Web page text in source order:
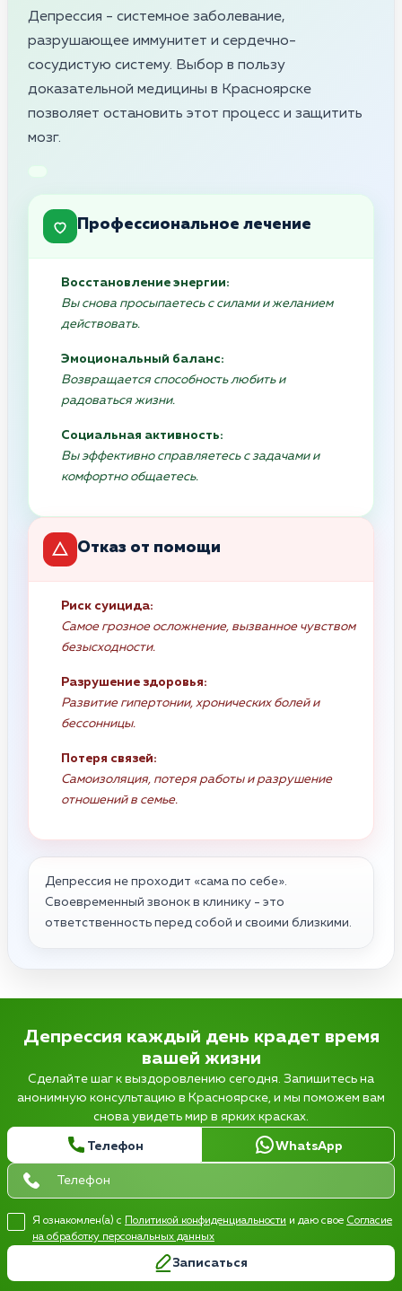
Депрессия - системное заболевание,
разрушающее иммунитет и сердечно-
сосудистую систему. Выбор в пользу
доказательной медицины в Красноярске
позволяет остановить этот процесс и защитить
мозг.
Профессиональное лечение
Восстановление энергии:
Вы снова просыпаетесь с силами и желанием
действовать.
Эмоциональный баланс:
Возвращается способность любить и
радоваться жизни.
Социальная активность:
Вы эффективно справляетесь с задачами и
комфортно общаетесь.
Отказ от помощи
Риск суицида:
Самое грозное осложнение, вызванное чувством
безысходности.
Разрушение здоровья:
Развитие гипертонии, хронических болей и
бессонницы.
Потеря связей:
Самоизоляция, потеря работы и разрушение
отношений в семье.
Депрессия не проходит «сама по себе».
Своевременный звонок в клинику - это
ответственность перед собой и своими близкими.
Депрессия каждый день крадет время
вашей жизни
Сделайте шаг к выздоровлению сегодня. Запишитесь на
анонимную консультацию в Красноярске, и мы поможем вам
снова увидеть мир в ярких красках.
Телефон WhatsApp
Я ознакомлен(а) с Политикой конфиденциальности и даю свое Согласие
на обработку персональных данных
Записаться